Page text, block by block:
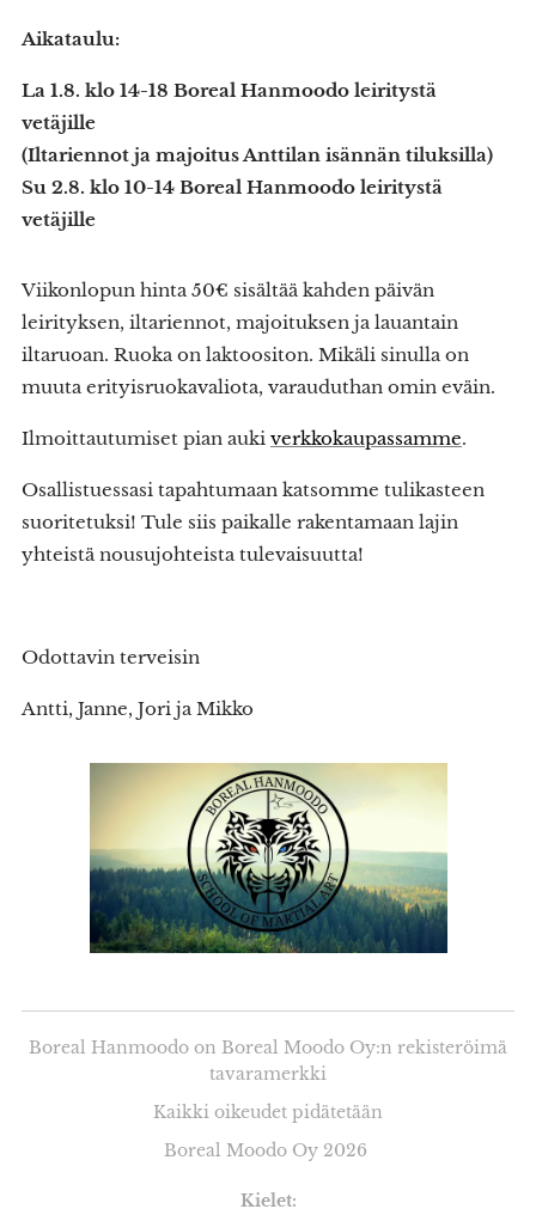
Aikataulu:
La 1.8. klo 14-18 Boreal Hanmoodo leiritystä
vetäjille
(Iltariennot ja majoitus Anttilan isännän tiluksilla)
Su 2.8. klo 10-14 Boreal Hanmoodo leiritystä
vetäjille
Viikonlopun hinta 50€ sisältää kahden päivän
leirityksen, iltariennot, majoituksen ja lauantain
iltaruoan. Ruoka on laktoositon. Mikäli sinulla on
muuta erityisruokavaliota, varauduthan omin eväin.
Ilmoittautumiset pian auki verkkokaupassamme.
Osallistuessasi tapahtumaan katsomme tulikasteen
suoritetuksi! Tule siis paikalle rakentamaan lajin
yhteistä nousujohteista tulevaisuutta!
Odottavin terveisin
Antti, Janne, Jori ja Mikko
Boreal Hanmoodo on Boreal Moodo Oy:n rekisteröimä
tavaramerkki
Kaikki oikeudet pidätetään
Boreal Moodo Oy 2026
Kielet